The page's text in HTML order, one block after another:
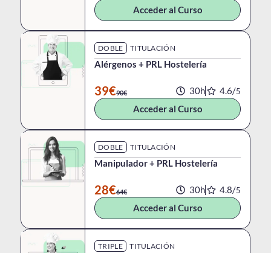
Acceder al Curso
DOBLE TITULACIÓN
Alérgenos + PRL Hostelería
39€90€ 30h 4.6/5
Acceder al Curso
DOBLE TITULACIÓN
Manipulador + PRL Hostelería
28€64€ 30h 4.8/5
Acceder al Curso
TRIPLE TITULACIÓN